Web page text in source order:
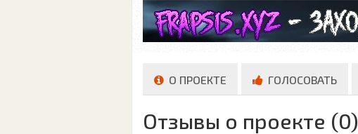
О ПРОЕКТЕ ГОЛОСОВАТЬ
Отзывы о проекте (0)